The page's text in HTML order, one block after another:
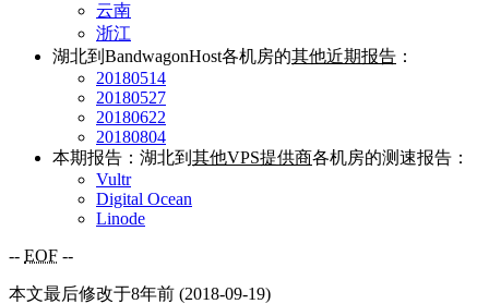
云南
浙江
湖北到BandwagonHost各机房的其他近期报告 ：
20180514
20180527
20180622
20180804
本期报告：湖北到 其他VPS提供商各机房的测速报告：
Vultr
Digital Ocean
Linode
-- EOF --
本文最后修改于8年前 (2018-09-19)